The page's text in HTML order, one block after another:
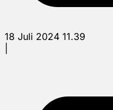
18 Juli 2024 11.39